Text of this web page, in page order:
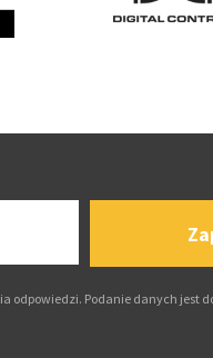
odpowiedzi. Podanie danych jest